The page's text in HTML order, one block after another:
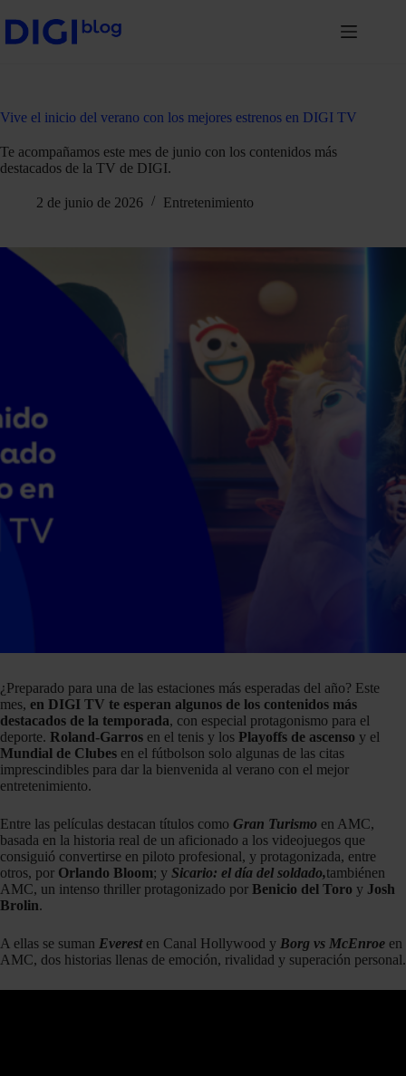
Vive el inicio del verano con los mejores estrenos en DIGI TV
Te acompañamos este mes de junio con los contenidos más
destacados de la TV de DIGI.
2 de junio de 2026 Entretenimiento
¿Preparado para una de las estaciones más esperadas del año? Este
mes, en DIGI TV te esperan algunos de los contenidos más
destacados de la temporada, con especial protagonismo para el
deporte. Roland-Garros en el tenis y los Playoffs de ascenso y el
Mundial de Clubes en el fútbolson solo algunas de las citas
imprescindibles para dar la bienvenida al verano con el mejor
entretenimiento.
Entre las películas destacan títulos como Gran Turismo en AMC,
basada en la historia real de un aficionado a los videojuegos que
consiguió convertirse en piloto profesional, y protagonizada, entre
otros, por Orlando Bloom; y Sicario: el día del soldado,tambiénen
AMC, un intenso thriller protagonizado por Benicio del Toro y Josh
Brolin.
A ellas se suman Everesten Canal Hollywood y Borg vs McEnroe en
AMC, dos historias llenas de emoción, rivalidad y superación personal.